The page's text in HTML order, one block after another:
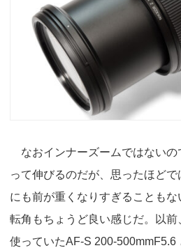
なおインナーズームではないの
って伸びるのだが、思ったほど
にも前が重くなりすぎることも
転角もちょうど良い感じだ。以
使っていたAF-S 200-500mmF5.6